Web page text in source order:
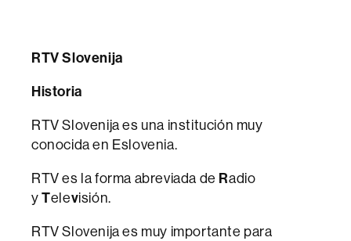
RTV Slovenija
Historia
RTV Slovenija es una institución muy
conocida en Eslovenia.
RTV es la forma abreviada de Radio
yTelevisión.
RTV Slovenija es muy importante para